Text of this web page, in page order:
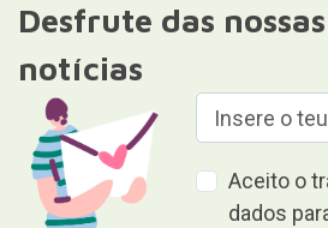
Desfrute das
notícias
Aceito o
dados